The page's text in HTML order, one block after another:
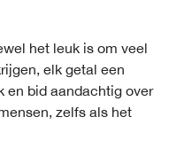
het leuk is om veel
elk getal een
en bid aandachtig over
zelfs als het